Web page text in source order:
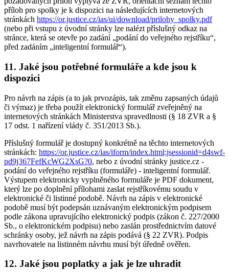
příloh pro spolky je k dispozici na následujících internetových
stránkách https://or.justice.cz/ias/ui/download/prilohy_spolky.pdf
(nebo při vstupu z úvodní stránky lze nalézt příslušný odkaz na
stránce, která se otevře po zadání „podání do veřejného rejstříku“,
před zadáním „inteligentní formulář“).
11. Jaké jsou potřebné formuláře a kde jsou k
dispozici
Pro návrh na zápis (a to jak prvozápis, tak změnu zapsaných údajů
či výmaz) je třeba použít elektronický formulář zveřejněný na
internetových stránkách Ministerstva spravedlnosti (§ 18 ZVR a §
17 odst. 1 nařízení vlády č. 351/2013 Sb.).
Příslušný formulář je dostupný konkrétně na těchto internetových
stránkách: https://or.justice.cz/ias/iform/index.html;jsessionid=d4swf-
pd9j367FefKcWG2XsG?0, nebo z úvodní stránky justice.cz -
podání do veřejného rejstříku (formuláře) - inteligentní formulář.
Výstupem elektronicky vyplněného formuláře je PDF dokument,
který lze po doplnění přílohami zaslat rejstříkovému soudu v
elektronické či listinné podobě. Návrh na zápis v elektronické
podobě musí být podepsán uznávaným elektronickým podpisem
podle zákona upravujícího elektronický podpis (zákon č. 227/2000
Sb., o elektronickém podpisu) nebo zaslán prostřednictvím datové
schránky osoby, jež návrh na zápis podává (§ 22 ZVR). Podpis
navrhovatele na listinném návrhu musí být úředně ověřen.
12. Jaké jsou poplatky a jak je lze uhradit